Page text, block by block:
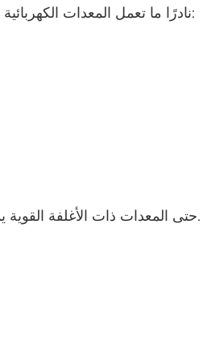
غرفة اختبار درجة
غرفة
نادرًا ما تعمل المعدات الكهربائية الخارجية في بيئات نظيفة. اعتمادًا على موقع التركيب، قد تتعرض المعدات لـ:
حتى المعدات ذات الأغلفة القوية يمكن أن تعاني من تراكم الغبار التدريجي حول أنظمة التبريد وواجهات الإغلاق.